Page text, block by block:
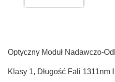
Optyczny Moduł Nadawczo-
Klasy 1, Długość Fali